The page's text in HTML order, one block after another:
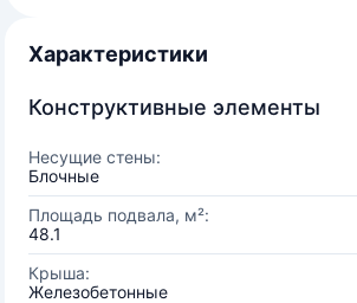
Характеристики
Конструктивные элементы
Несущие стены:
Блочные
Площадь подвала, м²:
48.1
Крыша:
Железобетонные